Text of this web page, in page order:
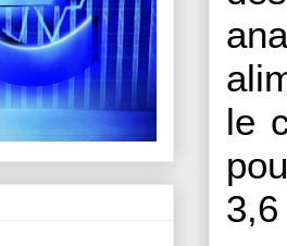
le